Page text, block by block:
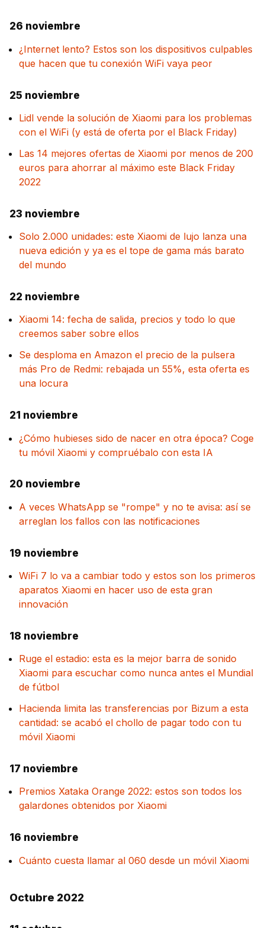
26 noviembre
¿Internet lento? Estos son los dispositivos culpables
que hacen que tu conexión WiFi vaya peor
25 noviembre
Lidl vende la solución de Xiaomi para los problemas
con el WiFi (y está de oferta por el Black Friday)
Las 14 mejores ofertas de Xiaomi por menos de 200
euros para ahorrar al máximo este Black Friday
2022
23 noviembre
Solo 2.000 unidades: este Xiaomi de lujo lanza una
nueva edición y ya es el tope de gama más barato
del mundo
22 noviembre
Xiaomi 14: fecha de salida, precios y todo lo que
creemos saber sobre ellos
Se desploma en Amazon el precio de la pulsera
más Pro de Redmi: rebajada un 55%, esta oferta es
una locura
21 noviembre
¿Cómo hubieses sido de nacer en otra época? Coge
tu móvil Xiaomi y compruébalo con esta IA
20 noviembre
A veces WhatsApp se "rompe" y no te avisa: así se
arreglan los fallos con las notificaciones
19 noviembre
WiFi 7 lo va a cambiar todo y estos son los primeros
aparatos Xiaomi en hacer uso de esta gran
innovación
18 noviembre
Ruge el estadio: esta es la mejor barra de sonido
Xiaomi para escuchar como nunca antes el Mundial
de fútbol
Hacienda limita las transferencias por Bizum a esta
cantidad: se acabó el chollo de pagar todo con tu
móvil Xiaomi
17 noviembre
Premios Xataka Orange 2022: estos son todos los
galardones obtenidos por Xiaomi
16 noviembre
Cuánto cuesta llamar al 060 desde un móvil Xiaomi
Octubre 2022